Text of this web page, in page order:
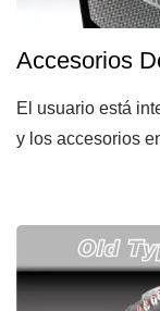
Accesorios
El usuario está
y los accesorios